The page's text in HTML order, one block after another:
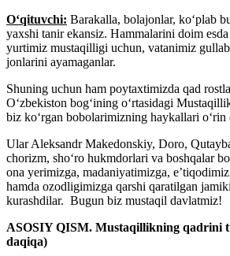
Oʻqituvchi: Barakalla, bolajonlar, koʻplab
yaxshi tanir ekansiz. Hammalarini doim
yurtimiz mustaqilligi uchun, vatanimiz
jonlarini ayamaganlar.
Shuning uchun ham poytaxtimizda qad
Oʻzbekiston bogʻining oʻrtasidagi
biz koʻrgan bobolarimizning haykallari oʻrin
Ular Aleksandr Makedonskiy, Doro,
chorizm, shoʻro hukmdorlari va boshqalar
ona yerimizga, madaniyatimizga,
hamda ozodligimizga qarshi qaratilgan
kurashdilar. Bugun biz mustaqil davlatmiz!
ASOSIY QISM. Mustaqillikning qadrini
daqiqa)